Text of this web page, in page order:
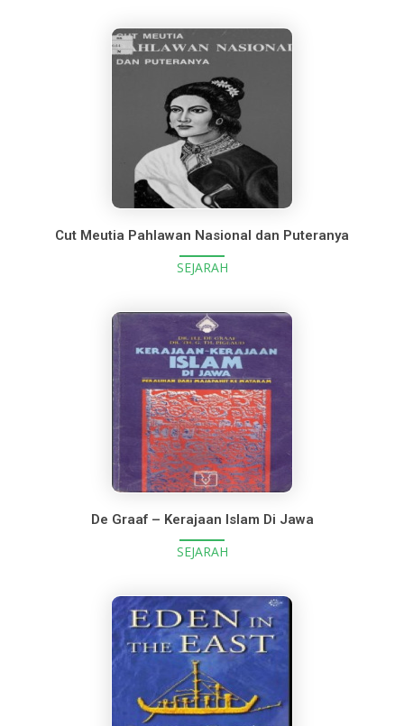
Cut Meutia Pahlawan Nasional dan Puteranya
SEJARAH
De Graaf – Kerajaan Islam Di Jawa
SEJARAH